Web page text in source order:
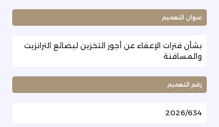
عنوان التعميم
بشأن فترات الإعفاء عن أجور التخزين لبضائع الترانزيت
والمسافنة
رقم التعميم
2026/634